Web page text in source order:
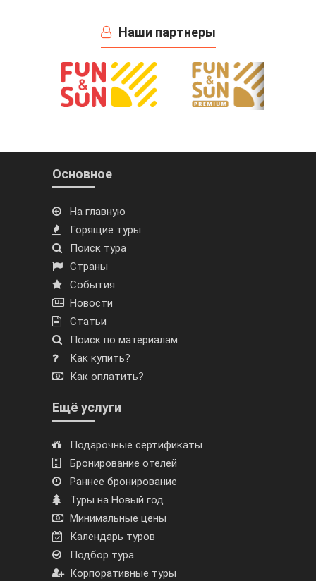
Наши партнеры
Основное
На главную
Горящие туры
Поиск тура
Страны
События
Новости
Статьи
Поиск по материалам
Как купить?
Как оплатить?
Ещё услуги
Подарочные сертификаты
Бронирование отелей
Раннее бронирование
Туры на Новый год
Минимальные цены
Календарь туров
Подбор тура
Корпоративные туры